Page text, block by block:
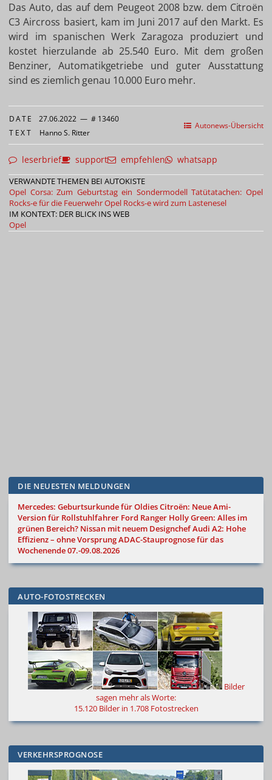
Das Auto, das auf dem Peugeot 2008 bzw. dem Citroën
C3 Aircross basiert, kam im Juni 2017 auf den Markt. Es
wird im spanischen Werk Zaragoza produziert und
kostet hierzulande ab 25.540 Euro. Mit dem großen
Benziner, Automatikgetriebe und guter Ausstattung
sind es ziemlich genau 10.000 Euro mehr.
Autonews-Übersicht
DATE 27.06.2022 — # 13460
TEXT Hanno S. Ritter
leserbrief support empfehlen whatsapp
VERWANDTE THEMEN BEI AUTOKISTE
Opel Corsa: Zum Geburtstag ein Sondermodell Tatütatachen: Opel
Rocks-e für die FeuerwehrOpel Rocks-e wird zum Lastenesel
IM KONTEXT: DER BLICK INS WEB
Opel
DIE NEUESTEN MELDUNGEN
Mercedes: Geburtsurkunde für OldiesCitroën: Neue Ami-
Version für Rollstuhlfahrer Ford Ranger Holly Green: Alles im
grünen Bereich? Nissan mit neuem DesignchefAudi A2: Hohe
Effizienz – ohne VorsprungADAC-Stauprognose für das
Wochenende 07.-09.08.2026
AUTO-FOTOSTRECKEN
Bilder
sagen mehr als Worte:
15.120 Bilder in 1.708 Fotostrecken
VERKEHRSPROGNOSE